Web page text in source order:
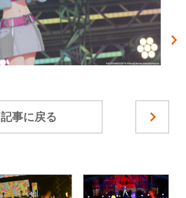
記事に戻る